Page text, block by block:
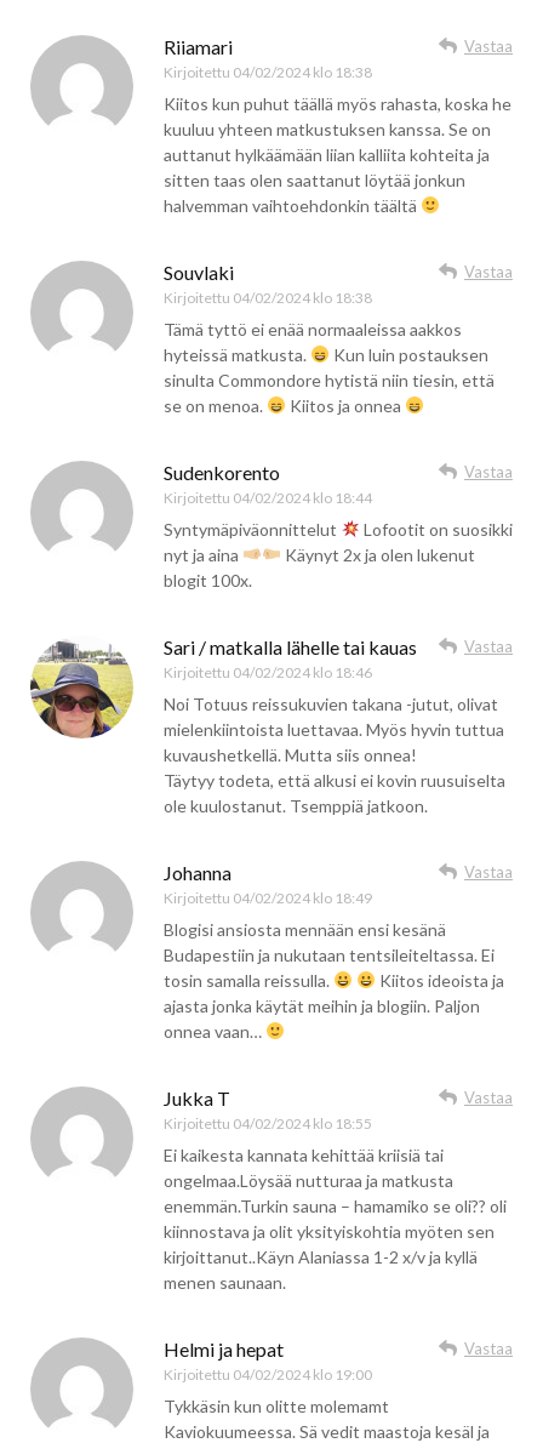
Riiamari
Kirjoitettu 04/02/2024 klo 18:38
Vastaa
Kiitos kun puhut täällä myös rahasta, koska he
kuuluu yhteen matkustuksen kanssa. Se on
auttanut hylkäämään liian kalliita kohteita ja
sitten taas olen saattanut löytää jonkun
halvemman vaihtoehdonkin täältä
Souvlaki
Kirjoitettu 04/02/2024 klo 18:38
Vastaa
Tämä tyttö ei enää normaaleissa aakkos
hyteissä matkusta.
Kun luin postauksen
sinulta Commondore hytistä niin tiesin, että
se on menoa.
Kiitos ja onnea
Sudenkorento
Kirjoitettu 04/02/2024 klo 18:44
Vastaa
Syntymäpiväonnittelut
Lofootit on suosikki
nyt ja aina
Käynyt 2x ja olen lukenut
blogit 100x.
Sari / matkalla lähelle tai kauas
Kirjoitettu 04/02/2024 klo 18:46
Vastaa
Noi Totuus reissukuvien takana -jutut, olivat
mielenkiintoista luettavaa. Myös hyvin tuttua
kuvaushetkellä. Mutta siis onnea!
Täytyy todeta, että alkusi ei kovin ruusuiselta
ole kuulostanut. Tsemppiä jatkoon.
Johanna
Kirjoitettu 04/02/2024 klo 18:49
Vastaa
Blogisi ansiosta mennään ensi kesänä
Budapestiin ja nukutaan tentsileiteltassa. Ei
tosin samalla reissulla.
Kiitos ideoista ja
ajasta jonka käytät meihin ja blogiin. Paljon
onnea vaan…
Jukka T
Kirjoitettu 04/02/2024 klo 18:55
Vastaa
Ei kaikesta kannata kehittää kriisiä tai
ongelmaa.Löysää nutturaa ja matkusta
enemmän.Turkin sauna – hamamiko se oli?? oli
kiinnostava ja olit yksityiskohtia myöten sen
kirjoittanut..Käyn Alaniassa 1-2 x/v ja kyllä
menen saunaan.
Helmi ja hepat
Kirjoitettu 04/02/2024 klo 19:00
Vastaa
Tykkäsin kun olitte molemamt
Kaviokuumeessa. Sä vedit maastoja kesäl ja